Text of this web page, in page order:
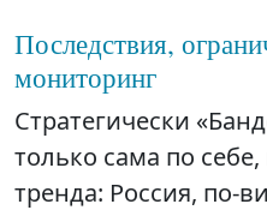
Последствия,
мониторинг
Стратегически
только сама по
тренда: Россия,